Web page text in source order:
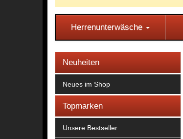
Herrenunterwäsche
Neuheiten
Neues im Shop
Topmarken
Unsere Bestseller